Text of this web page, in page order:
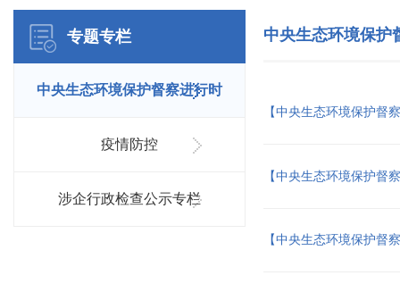
专题专栏
中央生态环境保护督察进行时
疫情防控
涉企行政检查公示专栏
中央生态环境保护
【中央生态环境保护督
【中央生态环境保护督
【中央生态环境保护督